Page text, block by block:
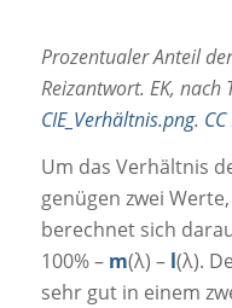
Prozentualer Anteil
Reizantwort. EK, nach
CIE_Verhältnis.png.
Um das Verhältnis
genügen zwei Werte,
berechnet sich
100% – m(λ) – l(λ).
sehr gut in einem